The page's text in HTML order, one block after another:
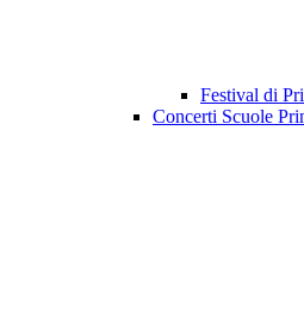
Festival di
Concerti Scuole